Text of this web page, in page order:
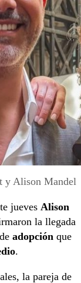
y Alison Mandel
jueves Alison
la llegada
adopción que
.
la pareja de